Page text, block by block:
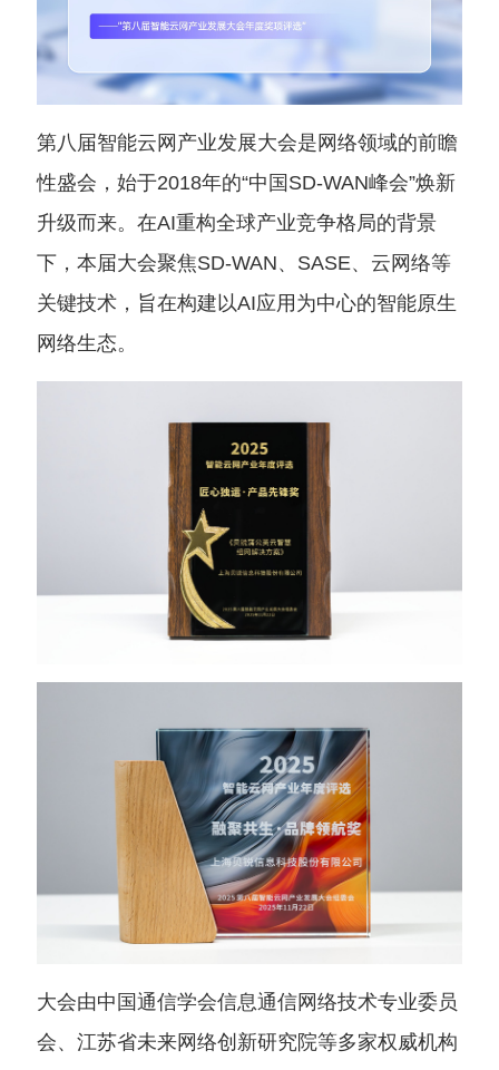
第八届智能云网产业发展大会是网络领域的前瞻
性盛会，始于2018年的“中国SD-WAN峰会”焕新
升级而来。在AI重构全球产业竞争格局的背景
下，本届大会聚焦SD-WAN、SASE、云网络等
关键技术，旨在构建以AI应用为中心的智能原生
网络生态。
大会由中国通信学会信息通信网络技术专业委员
会、江苏省未来网络创新研究院等多家权威机构